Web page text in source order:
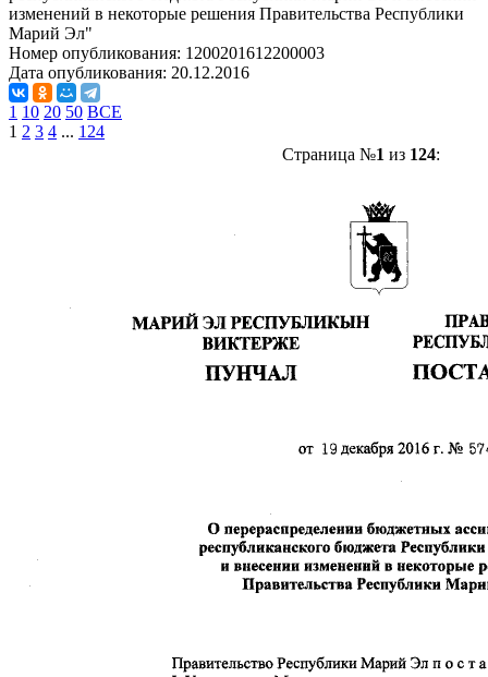
изменений в некоторые решения Правительства Республики
Марий Эл"
Номер опубликования: 1200201612200003
Дата опубликования: 20.12.2016
1 10 20 50 ВСЕ
1 2 3 4 ... 124
Страница №1 из 124: